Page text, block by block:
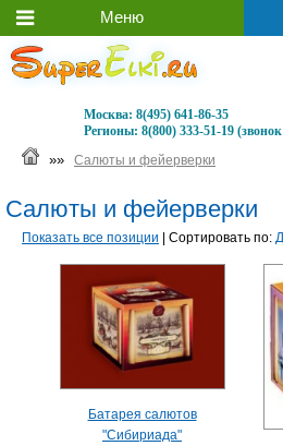
Москва: 8(495) 641-86-35
Регионы: 8(800) 333-51-19
»» Салюты и фейерверки
Салюты и фейерверки
Показать все позиции | Сортировать по:
Батарея салютов
"Сибириада"